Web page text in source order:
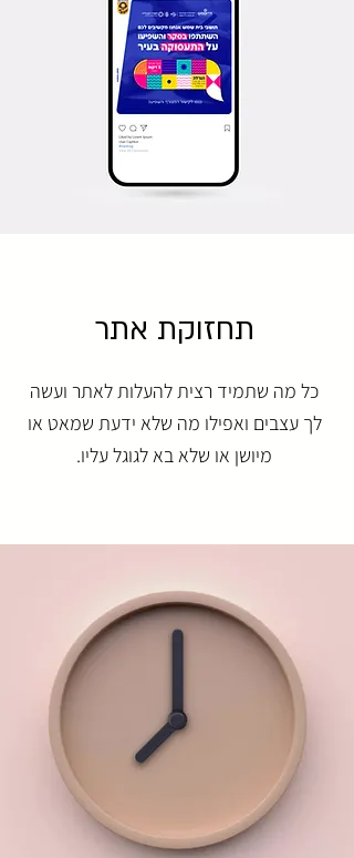
תחזוקת אתר
כל מה שתמיד רצית להעלות לאתר ועשה
לך עצבים ואפילו מה שלא ידעת שמאט או
מיושן או שלא בא לגוגל עליו.